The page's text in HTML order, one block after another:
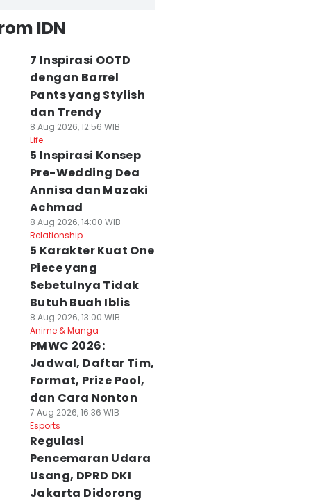
IDN
7 Inspirasi OOTD
dengan Barrel
Pants yang Stylish
dan Trendy
8 Aug 2026, 12:56 WIB
Life
5 Inspirasi Konsep
Pre-Wedding Dea
Annisa dan Mazaki
Achmad
8 Aug 2026, 14:00 WIB
Relationship
5 Karakter Kuat One
Piece yang
Sebetulnya Tidak
Butuh Buah Iblis
8 Aug 2026, 13:00 WIB
Anime & Manga
PMWC 2026:
Jadwal, Daftar Tim,
Format, Prize Pool,
dan Cara Nonton
7 Aug 2026, 16:36 WIB
Esports
Regulasi
Pencemaran Udara
Usang, DPRD DKI
Jakarta Didorong